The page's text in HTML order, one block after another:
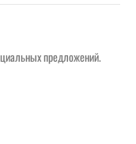
предложений.